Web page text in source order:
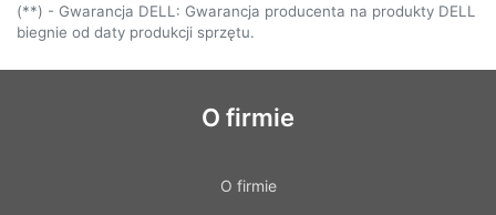
(**) - Gwarancja DELL: Gwarancja producenta na produkty DELL
biegnie od daty produkcji sprzętu.
O firmie
O firmie